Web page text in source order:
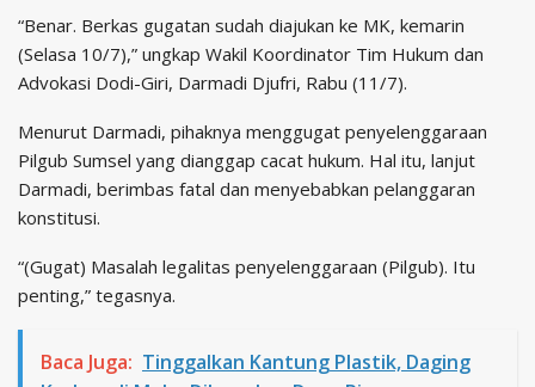
“Benar. Berkas gugatan sudah diajukan ke MK, kemarin
(Selasa 10/7),” ungkap Wakil Koordinator Tim Hukum dan
Advokasi Dodi-Giri, Darmadi Djufri, Rabu (11/7).
Menurut Darmadi, pihaknya menggugat penyelenggaraan
Pilgub Sumsel yang dianggap cacat hukum. Hal itu, lanjut
Darmadi, berimbas fatal dan menyebabkan pelanggaran
konstitusi.
“(Gugat) Masalah legalitas penyelenggaraan (Pilgub). Itu
penting,” tegasnya.
Baca Juga: Tinggalkan Kantung Plastik, Daging